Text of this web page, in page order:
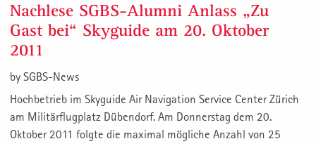
Nachlese SGBS-Alumni Anlass „Zu
Gast bei“ Skyguide am 20. Oktober
2011
by SGBS-News
Hochbetrieb im Skyguide Air Navigation Service Center Zürich
am Militärflugplatz Dübendorf. Am Donnerstag dem 20.
Oktober 2011 folgte die maximal mögliche Anzahl von 25